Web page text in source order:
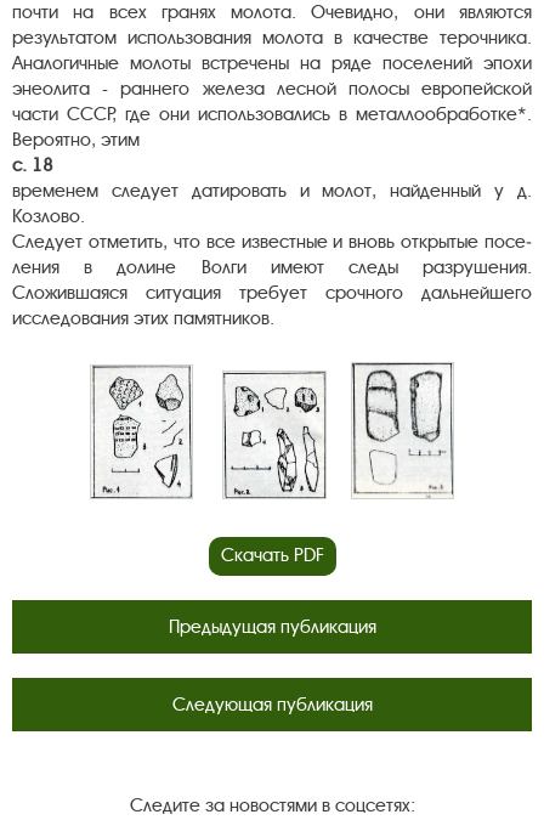
почти на всех гранях молота. Очевидно, они являются
результатом использования молота в качестве терочника.
Аналогичные молоты встречены на ряде поселений эпохи
энеолита - раннего железа лесной полосы европейской
части СССР, где они использовались в металлообработке*.
Вероятно, этим
с. 18
временем следует датировать и молот, найденный у д.
Козлово.
Следует отметить, что все известные и вновь открытые посе­
ления в долине Волги имеют следы разрушения.
Сложившаяся ситуация требует срочного дальнейшего
исследования этих памятников.
Скачать PDF
Предыдущая публикация
Следующая публикация
Следите за новостями в соцсетях: